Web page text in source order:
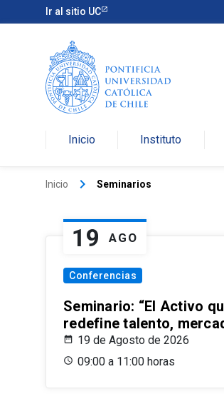
Ir al sitio UC
Inicio Instituto
Inicio keyboard_arrow_right Seminarios
19 AGO
Conferencias
Seminario: “El Activo
redefine talento,
19 de Agosto de 2026
09:00 a 11:00 horas